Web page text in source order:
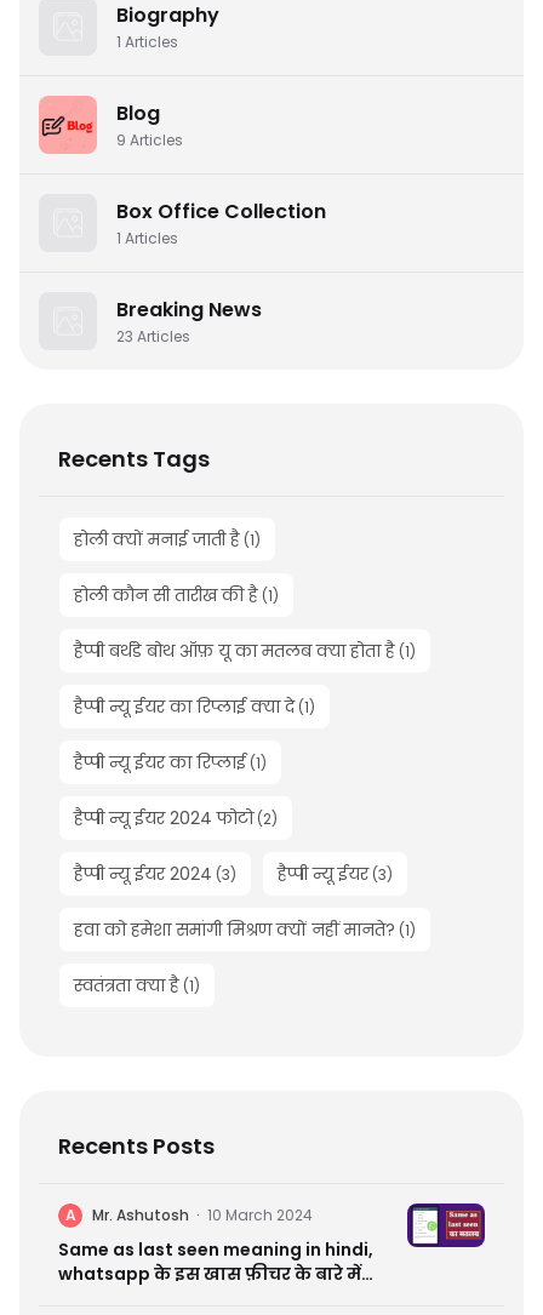
Biography
1 Articles
Blog
9 Articles
Box Office Collection
1 Articles
Breaking News
23 Articles
Recents Tags
होली क्यों मनाई जाती है (1)
होली कौन सी तारीख की है (1)
हैप्पी बर्थडे बोथ ऑफ़ यू का मतलब क्या होता है (1)
हैप्पी न्यू ईयर का रिप्लाई क्या दे(1)
हैप्पी न्यू ईयर का रिप्लाई (1)
हैप्पी न्यू ईयर 2024 फोटो(2)
हैप्पी न्यू ईयर 2024 (3) हैप्पी न्यू ईयर(3)
हवा को हमेशा समांगी मिश्रण क्यों नहीं मानते? (1)
स्वतंत्रता क्या है (1)
Recents Posts
A Mr. Ashutosh · 10 March 2024
Same as last seen meaning in hindi,
whatsapp के इस खास फ़ीचर के बारे में